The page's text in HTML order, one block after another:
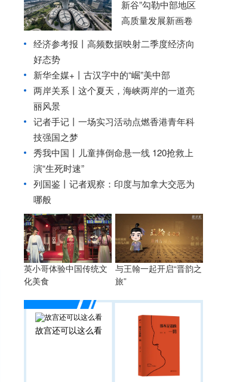
新谷”勾勒中部地区
高质量发展新画卷
经济参考报丨 高频数据映射二季度经济向
好态势
新华全媒+丨 古汉字中的“崛”美中部
两岸关系丨 这个夏天，海峡两岸的一道亮
丽风景
记者手记丨一场实习活动点燃香港青年科
技强国之梦
秀我中国丨
儿童摔倒命悬一线 120抢救上
演“生死时速”
列国鉴丨记者观察：印度与加拿大交恶为
哪般
英小哥体验中国传统文
化美食
与王翰一起开启“晋韵之
旅”
故宫还可以这么看